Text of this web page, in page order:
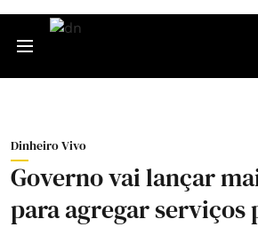
Dinheiro Vivo
Governo vai lançar
para agregar serviços